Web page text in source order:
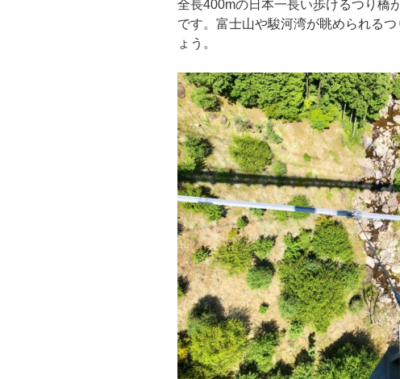
全長400mの日本一長い歩けるつり橋
です。富士山や駿河湾が眺められる
ょう。